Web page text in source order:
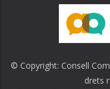
© Copyright: Consell
drets